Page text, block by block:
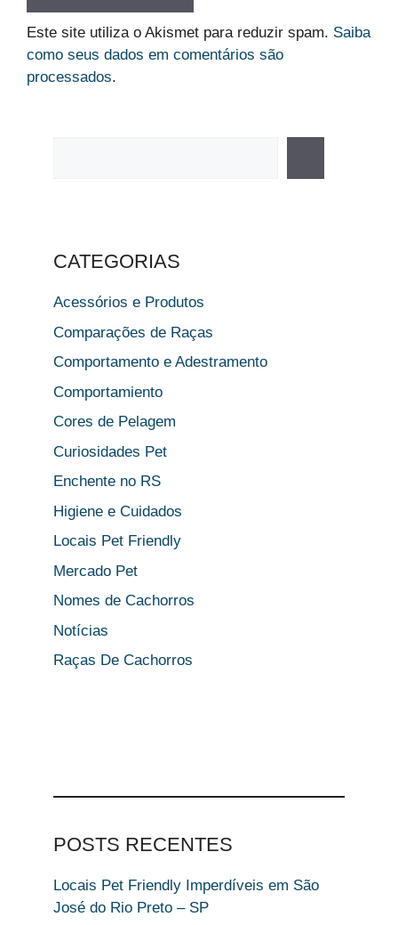
Este site utiliza o Akismet para reduzir spam. Saiba
como seus dados em comentários são
processados.
CATEGORIAS
Acessórios e Produtos
Comparações de Raças
Comportamento e Adestramento
Comportamiento
Cores de Pelagem
Curiosidades Pet
Enchente no RS
Higiene e Cuidados
Locais Pet Friendly
Mercado Pet
Nomes de Cachorros
Notícias
Raças De Cachorros
POSTS RECENTES
Locais Pet Friendly Imperdíveis em São
José do Rio Preto – SP